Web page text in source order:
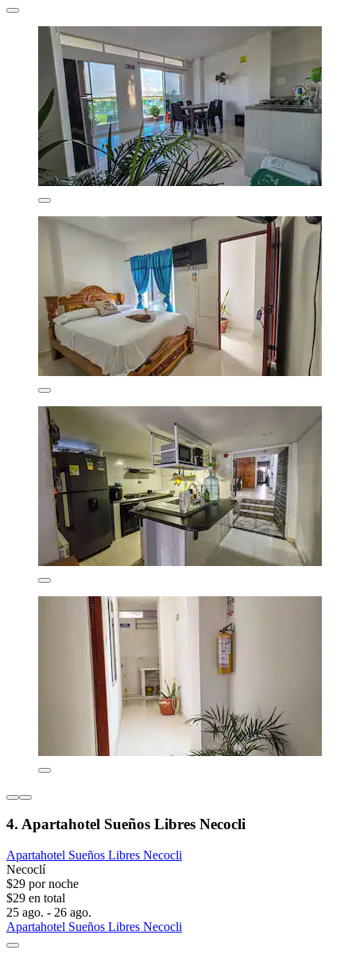
4. Apartahotel Sueños Libres Necocli
Apartahotel Sueños Libres Necocli
Necoclí
$29 por noche
$29 en total
25 ago. - 26 ago.
Apartahotel Sueños Libres Necocli